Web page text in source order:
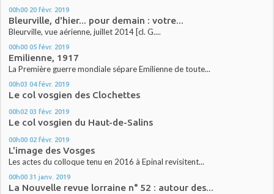
00h00 20 févr. 2019
Bleurville, d'hier... pour demain : votre...
Bleurville, vue aérienne, juillet 2014 [cl. G....
00h00 05 févr. 2019
Emilienne, 1917
La Première guerre mondiale sépare Emilienne de toute...
00h03 04 févr. 2019
Le col vosgien des Clochettes
00h02 03 févr. 2019
Le col vosgien du Haut-de-Salins
00h00 02 févr. 2019
L'image des Vosges
Les actes du colloque tenu en 2016 à Epinal revisitent...
00h00 31 janv. 2019
La Nouvelle revue lorraine n° 52 : autour des...